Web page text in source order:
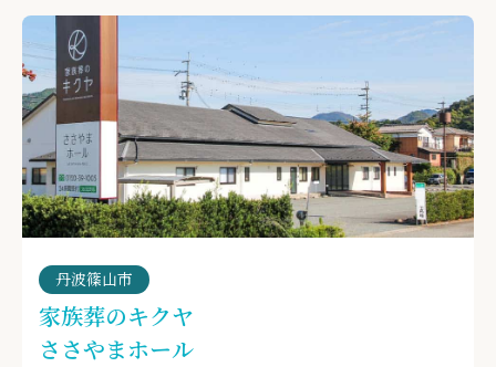
丹波篠山市
家族葬のキクヤ
ささやまホール